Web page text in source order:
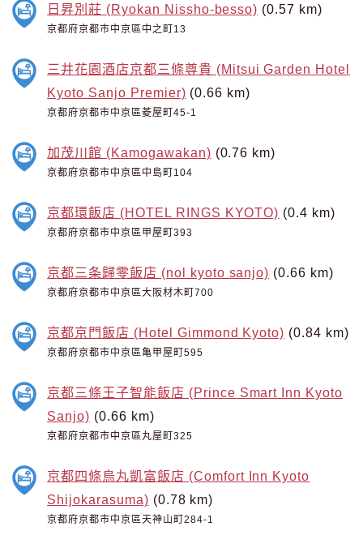
日昇別莊 (Ryokan Nissho-besso) (0.57 km)
京都府京都市中京區中之町13
三井花園酒店京都三條尊貴 (Mitsui Garden Hotel
Kyoto Sanjo Premier) (0.66 km)
京都府京都市中京區菱屋町45-1
加茂川館 (Kamogawakan) (0.76 km)
京都府京都市中京區中島町104
京都環飯店 (HOTEL RINGS KYOTO) (0.4 km)
京都府京都市中京區甲屋町393
京都三条歸零飯店 (nol kyoto sanjo) (0.66 km)
京都府京都市中京區大阪材木町700
京都京門飯店 (Hotel Gimmond Kyoto) (0.84 km)
京都府京都市中京區亀甲屋町595
京都三條王子智能飯店 (Prince Smart Inn Kyoto
Sanjo) (0.66 km)
京都府京都市中京區丸屋町325
京都四條烏丸凱富飯店 (Comfort Inn Kyoto
Shijokarasuma) (0.78 km)
京都府京都市中京區天神山町284-1